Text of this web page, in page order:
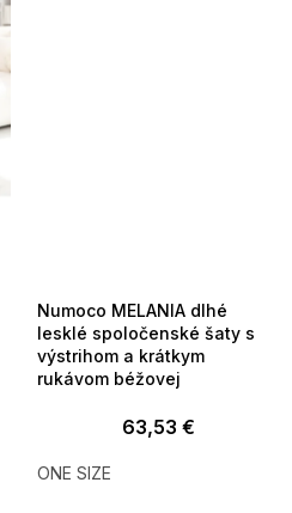
Numoco MELANIA dlhé
lesklé spoločenské šaty s
výstrihom a krátkym
rukávom béžovej
63,53 €
ONE SIZE